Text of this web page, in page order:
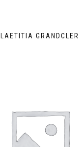
LAETITIA GRANDCLER